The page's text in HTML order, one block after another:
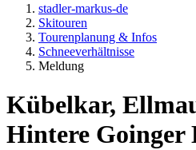
stadler-markus-de
Skitouren
Tourenplanung & Infos
Schneeverhältnisse
Meldung
Kübelkar,
Hintere Goinger